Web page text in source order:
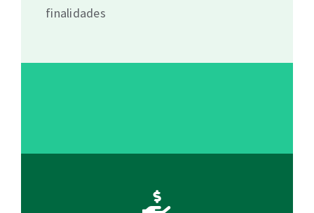
finalidades